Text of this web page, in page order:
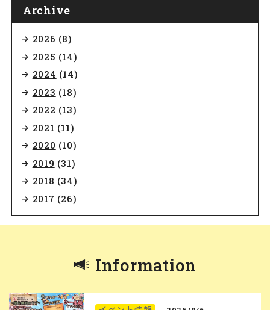
Archive
2026 (8)
2025 (14)
2024 (14)
2023 (18)
2022 (13)
2021 (11)
2020 (10)
2019 (31)
2018 (34)
2017 (26)
Information